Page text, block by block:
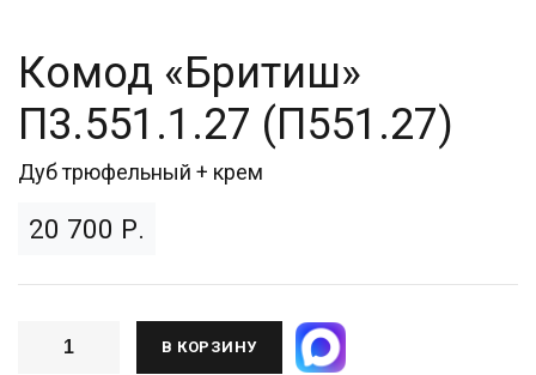
Комод «Бритиш»
П3.551.1.27 (П551.27)
Дуб трюфельный + крем
20 700 Р.
В КОРЗИНУ